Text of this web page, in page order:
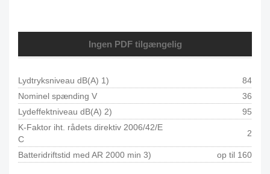
Ingen PDF tilgængelig
Lydtryksniveau dB(A) 1)
84
Nominel spænding V
36
Lydeffektniveau dB(A) 2)
95
K-Faktor iht. rådets direktiv 2006/42/E
C
2
Batteridriftstid med AR 2000 min 3) op til 160